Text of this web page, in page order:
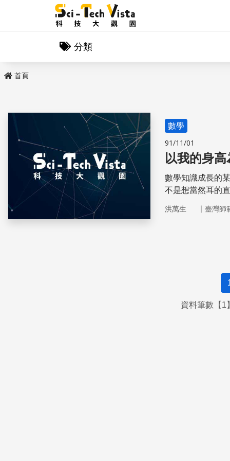
分類
首頁
數學
91/11/01
以我的身
數學知識成長的
不是想當然耳的
洪萬生 ｜ 臺灣師
資料筆數【1